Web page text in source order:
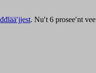
. Nuʹt 6 proseeʹnt